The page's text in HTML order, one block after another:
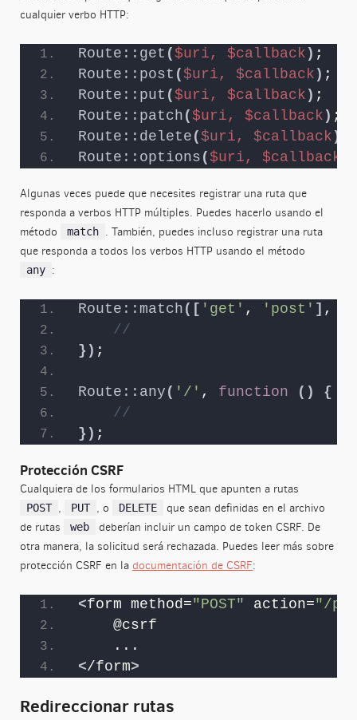
cualquier verbo HTTP:
Route::get ($uri, $callback ) ;
Route::post ($uri, $callback ) ;
Route::put ($uri, $callback ) ;
Route::patch ($uri, $callback ) ;
Route::delete ($uri, $callback )
Route::options ($uri, $callback
Algunas veces puede que necesites registrar una ruta que
responda a verbos HTTP múltiples. Puedes hacerlo usando el
método
match . También, puedes incluso registrar una ruta
que responda a todos los verbos HTTP usando el método
any :
Route::match ([ 'get' , 'post' ] ,
//
}) ;
Route::any ( '/' , function ()
{
//
}) ;
Protección CSRF
Cualquiera de los formularios HTML que apunten a rutas
POST , PUT , o DELETE
que sean definidas en el archivo
de rutas
web
deberían incluir un campo de token CSRF. De
otra manera, la solicitud será rechazada. Puedes leer más sobre
protección CSRF en la documentación de CSRF:
<form method="POST" action="/
    @csrf
    ...
</form>
Redireccionar rutas